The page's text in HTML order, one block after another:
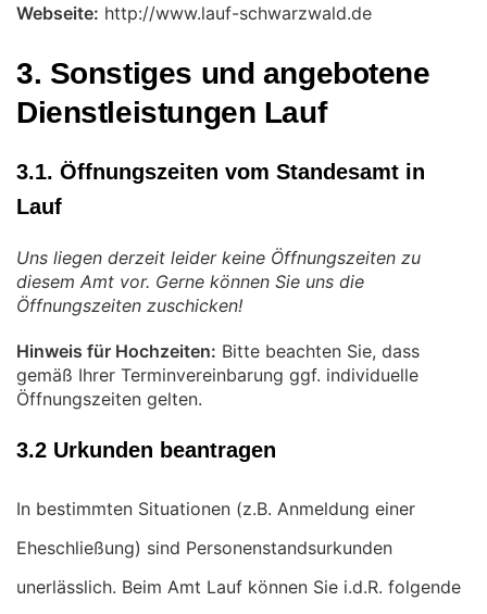
Webseite: http://www.lauf-schwarzwald.de
3. Sonstiges und angebotene
Dienstleistungen Lauf
3.1. Öffnungszeiten vom Standesamt in
Lauf
Uns liegen derzeit leider keine Öffnungszeiten zu
diesem Amt vor. Gerne können Sie uns die
Öffnungszeiten zuschicken!
Hinweis für Hochzeiten: Bitte beachten Sie, dass
gemäß Ihrer Terminvereinbarung ggf. individuelle
Öffnungszeiten gelten.
3.2 Urkunden beantragen
In bestimmten Situationen (z.B. Anmeldung einer
Eheschließung) sind Personenstandsurkunden
unerlässlich. Beim Amt Lauf können Sie i.d.R. folgende